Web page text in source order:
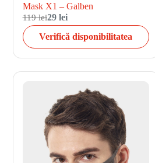
Mask X1 – Galben
119 lei29 lei
Verifică disponibilitatea